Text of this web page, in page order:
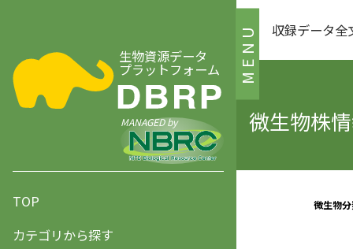
MENU
生物資源データ
プラットフォーム
MANAGED by
TOP
カテゴリから探す
収録データ全
微生物株